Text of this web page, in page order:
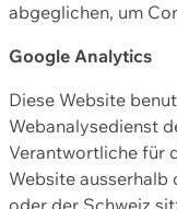
abgeglichen, um
Google Analytics
Diese Website
Webanalysedienst
Verantwortliche für
Website